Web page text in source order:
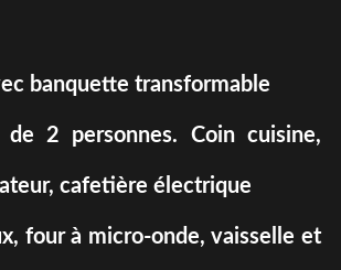
banquette transformable
de 2 personnes. Coin cuisine,
cafetière électrique
four à micro-onde, vaisselle et